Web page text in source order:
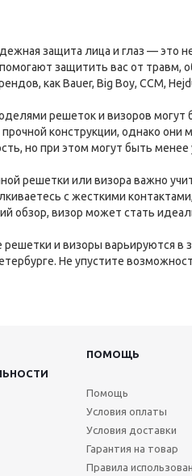
защита лица и глаз — это
защитить вас от травм,
как Bauer, Big Boy, CCM,
решеток и визоров могут
конструкции, однако они
но при этом могут быть
решетки или визора важно
с жесткими
обзор, визор может стать
решетки и визоры варьируются
Не упустите
ПОМОЩЬ
Помощь
Условия оплаты
Условия доставки
Гарантия на товар
Правила